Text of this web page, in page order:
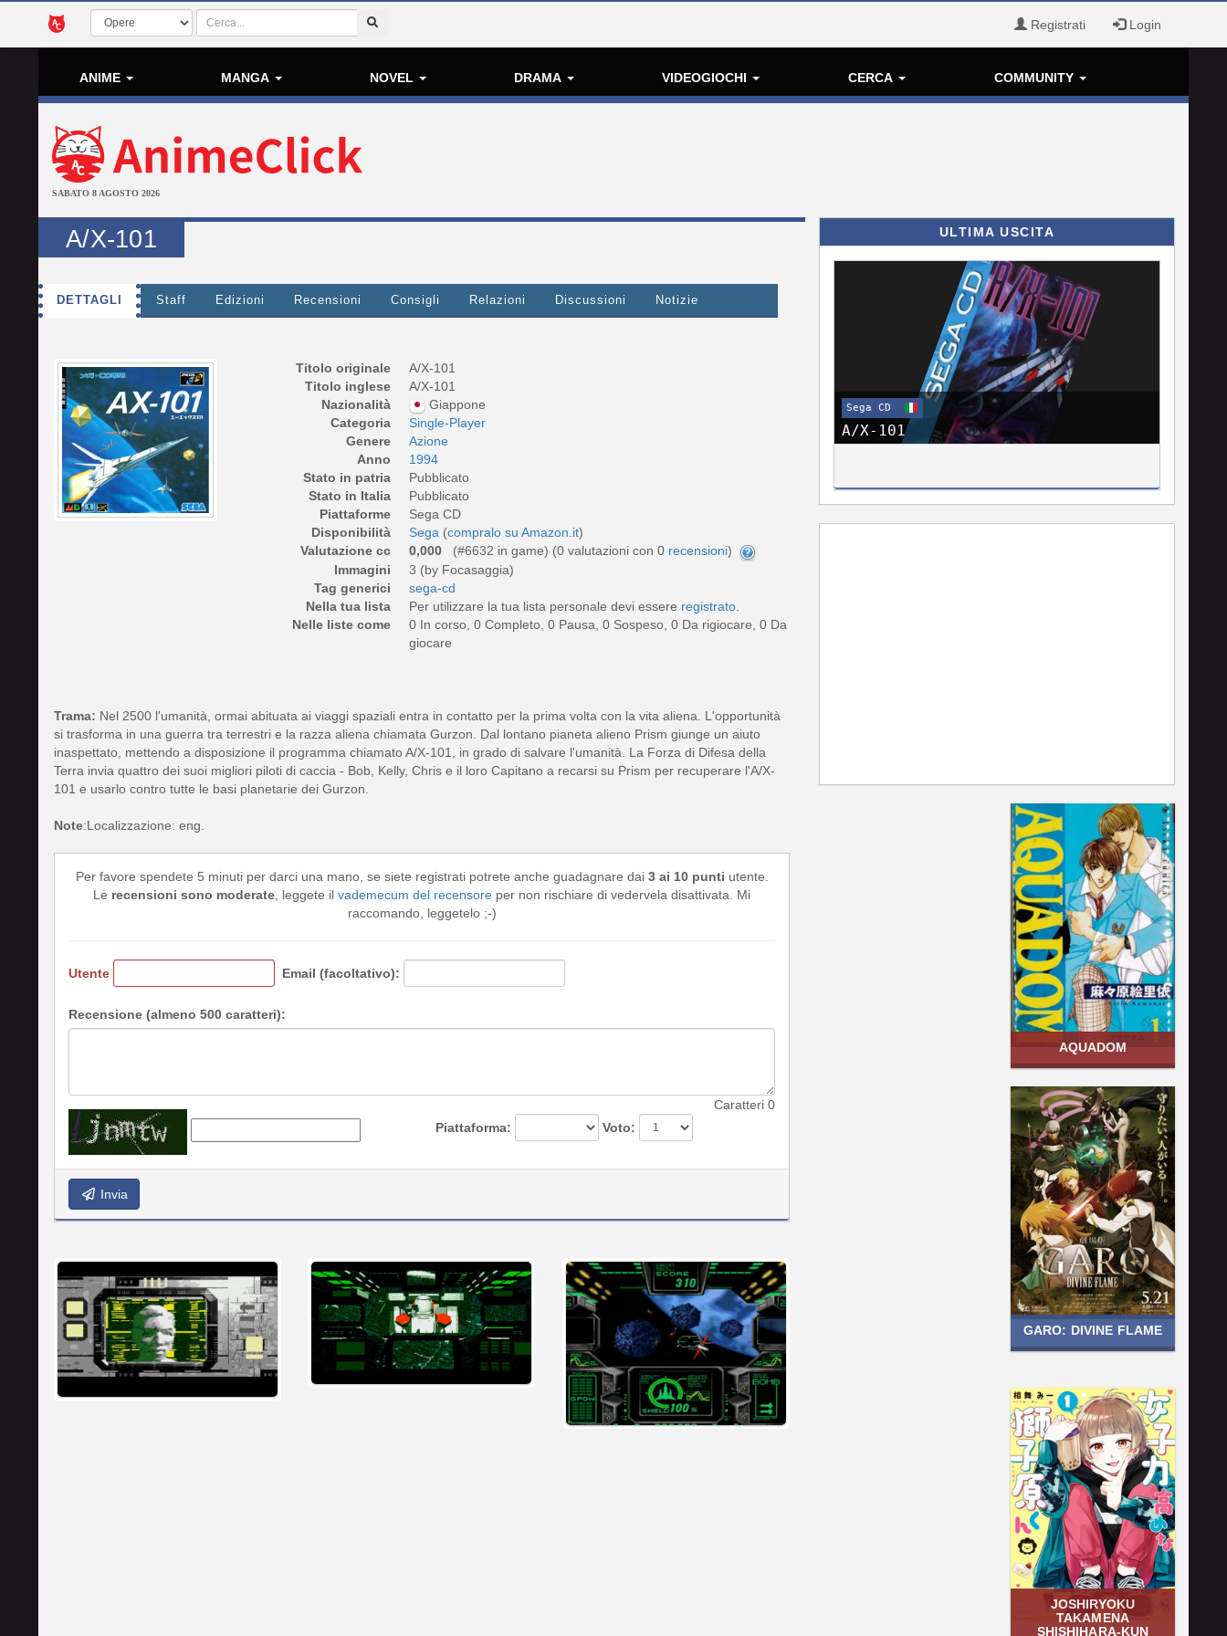
Registrati Login
ANIME MANGA NOVEL DRAMA VIDEOGIOCHI CERCA COMMUNITY
SABATO 8 AGOSTO 2026
A/X-101
DETTAGLI Staff Edizioni Recensioni Consigli Relazioni Discussioni Notizie
Titolo originale
A/X-101
Titolo inglese
A/X-101
Nazionalità
Giappone
Categoria
Single-Player
Genere
Azione
Anno
1994
Stato in patria
Pubblicato
Stato in Italia
Pubblicato
Piattaforme
Sega CD
Disponibilità
Sega (compralo su Amazon.it)
Valutazione cc
0,000 (#6632 in game) (0 valutazioni con 0 recensioni)
Immagini
3 (by Focasaggia)
Tag generici
sega-cd
Nella tua lista
Per utilizzare la tua lista personale devi essere registrato
Nelle liste come
0 In corso, 0 Completo, 0 Pausa, 0 Sospeso, 0 Da rigiocare, 0 Da
giocare
Trama: Nel 2500 l'umanità, ormai abituata ai viaggi spaziali entra in contatto per la prima volta con la vita aliena. L'opportunità
si trasforma in una guerra tra terrestri e la razza aliena chiamata Gurzon. Dal lontano pianeta alieno Prism giunge un aiuto
inaspettato, mettendo a disposizione il programma chiamato A/X-101, in grado di salvare l'umanità. La Forza di Difesa della
Terra invia quattro dei suoi migliori piloti di caccia - Bob, Kelly, Chris e il loro Capitano a recarsi su Prism per recuperare l'A/X-
101 e usarlo contro tutte le basi planetarie dei Gurzon.
Note:Localizzazione: eng.
Per favore spendete 5 minuti per darci una mano, se siete registrati potrete anche guadagnare dai 3 ai 10 punti utente.
Le recensioni sono moderate , leggete il vademecum del recensore per non rischiare di vedervela disattivata. Mi
raccomando, leggetelo ;-)
Utente Email (facoltativo):
Recensione (almeno 500 caratteri):
Caratteri 0
Piattaforma:
Voto:
Invia
ULTIMA USCITA
Sega CD
A/X-101
AQUADOM
GARO: DIVINE FLAME
JOSHIRYOKU
TAKAMENA
SHISHIHARA-KUN